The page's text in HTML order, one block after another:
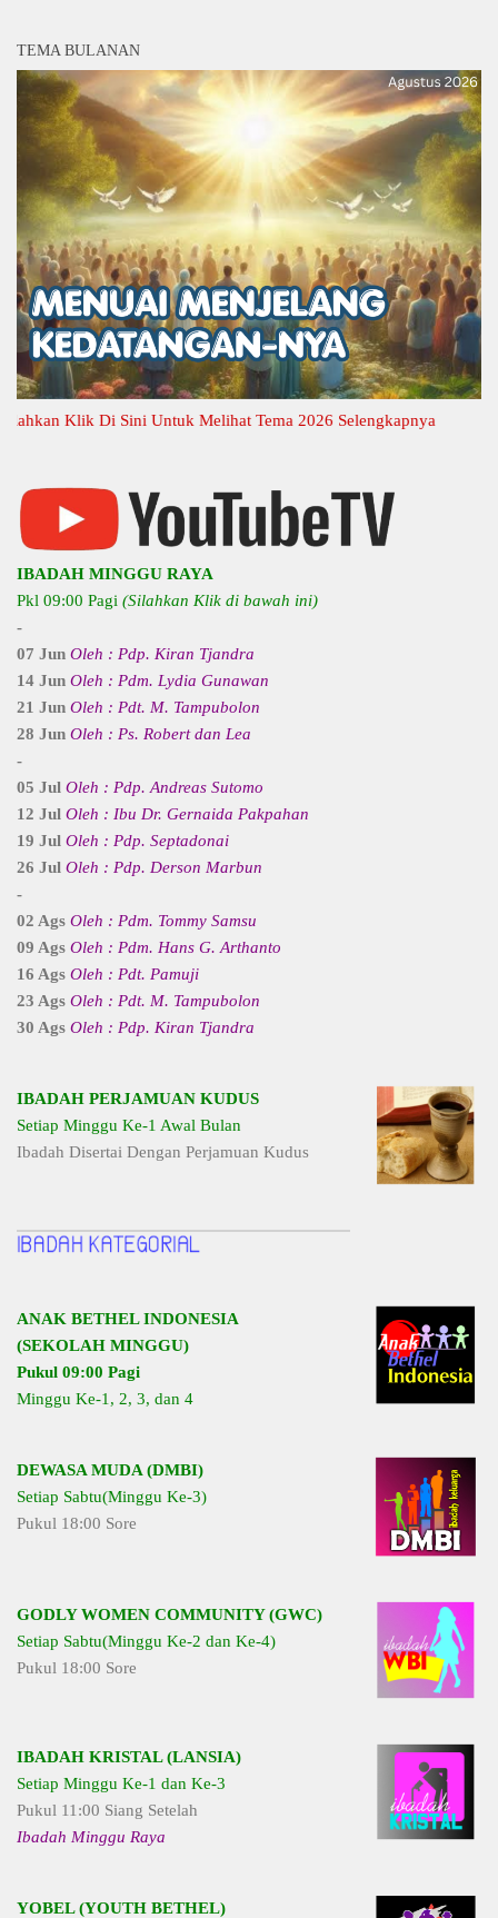
TEMA BULANAN
Klik Di Sini Untuk Melihat Tema 2026 Selengkapnya
IBADAH MINGGU RAYA
Pkl 09:00 Pagi (Silahkan Klik di bawah ini)
-
07 Jun Oleh : Pdp. Kiran Tjandra
14 Jun Oleh : Pdm. Lydia Gunawan
21 Jun Oleh : Pdt. M. Tampubolon
28 Jun Oleh : Ps. Robert dan Lea
-
05 Jul Oleh : Pdp. Andreas Sutomo
12 Jul Oleh : Ibu Dr. Gernaida Pakpahan
19 Jul Oleh : Pdp. Septadonai
26 Jul Oleh : Pdp. Derson Marbun
-
02 Ags Oleh : Pdm. Tommy Samsu
09 Ags Oleh : Pdm. Hans G. Arthanto
16 Ags Oleh : Pdt. Pamuji
23 Ags Oleh : Pdt. M. Tampubolon
30 Ags Oleh : Pdp. Kiran Tjandra
IBADAH PERJAMUAN KUDUS
Setiap Minggu Ke-1 Awal Bulan
Ibadah Disertai Dengan Perjamuan Kudus
ANAK BETHEL INDONESIA
(SEKOLAH MINGGU)
Pukul 09:00 Pagi
Minggu Ke-1, 2, 3, dan 4
DEWASA MUDA (DMBI)
Setiap Sabtu(Minggu Ke-3)
Pukul 18:00 Sore
GODLY WOMEN COMMUNITY (GWC)
Setiap Sabtu(Minggu Ke-2 dan Ke-4)
Pukul 18:00 Sore
IBADAH KRISTAL (LANSIA)
Setiap Minggu Ke-1 dan Ke-3
Pukul 11:00 Siang Setelah
Ibadah Minggu Raya
YOBEL (YOUTH BETHEL)